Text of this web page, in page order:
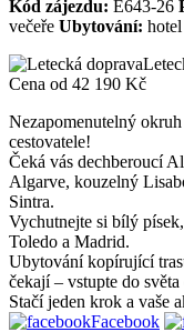
Kód zájezdu: E643-26
večeře Ubytování: hotel
Cena od 42 190 Kč
Nezapomenutelný
cestovatele!
Čeká vás dechberoucí
Algarve, kouzelný
Sintra.
Vychutnejte si bílý
Toledo a Madrid.
Ubytování kopírující
čekají – vstupte do
Stačí jeden krok a vaše
Facebook